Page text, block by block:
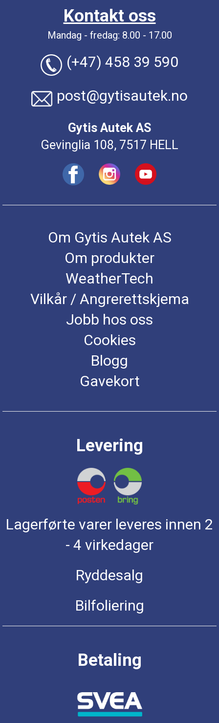
Kontakt oss
Mandag - fredag: 8.00 - 17.00
(+47) 458 39 590
post@gytisautek.no
Gytis Autek AS
Gevinglia 108, 7517 HELL
Om Gytis Autek AS
Om produkter
WeatherTech
Vilkår / Angrerettskjema
Jobb hos oss
Cookies
Blogg
Gavekort
Levering
Lagerførte varer leveres innen 2
- 4 virkedager
Ryddesalg
Bilfoliering
Betaling